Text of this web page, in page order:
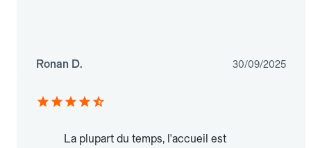
Ronan D. 30/09/2025
La plupart du temps, l'accueil est